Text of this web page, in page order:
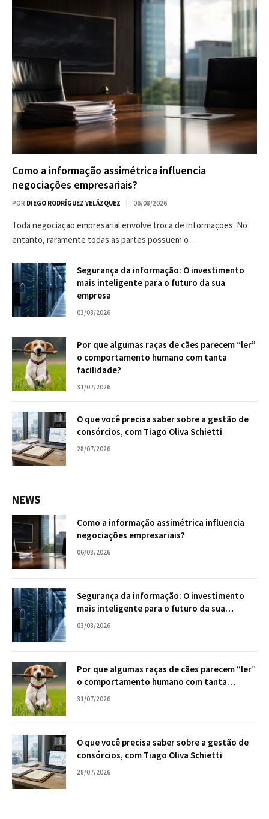
Como a informação assimétrica influencia
negociações empresariais?
POR DIEGO RODRÍGUEZ VELÁZQUEZ 06/08/2026
Toda negociação empresarial envolve troca de informações. No
entanto, raramente todas as partes possuem o…
Segurança da informação: O investimento
mais inteligente para o futuro da sua
empresa
03/08/2026
Por que algumas raças de cães parecem “ler”
o comportamento humano com tanta
facilidade?
31/07/2026
O que você precisa saber sobre a gestão de
consórcios, com Tiago Oliva Schietti
28/07/2026
NEWS
Como a informação assimétrica influencia
negociações empresariais?
06/08/2026
Segurança da informação: O investimento
mais inteligente para o futuro da sua
empresa
03/08/2026
Por que algumas raças de cães parecem “ler”
o comportamento humano com tanta
facilidade?
31/07/2026
O que você precisa saber sobre a gestão de
consórcios, com Tiago Oliva Schietti
28/07/2026